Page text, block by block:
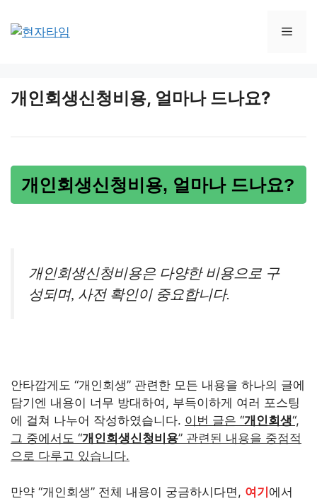
개인회생신청비용, 얼마나 드나요?
개인회생신청비용, 얼마나 드나요?
개인회생신청비용은 다양한 비용으로 구
성되며, 사전 확인이 중요합니다.
안타깝게도 “개인회생” 관련한 모든 내용을 하나의 글에
담기엔 내용이 너무 방대하여, 부득이하게 여러 포스팅
에 걸쳐 나누어 작성하였습니다. 이번 글은 “개인회생“,
그 중에서도 “개인회생신청비용” 관련된 내용을 중점적
으로 다루고 있습니다.
만약 “개인회생” 전체 내용이 궁금하시다면, 여기에서